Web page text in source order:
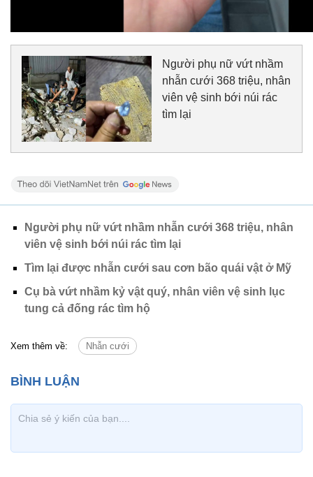
Người phụ nữ vứt nhầm
nhẫn cưới 368 triệu, nhân
viên vệ sinh bới núi rác
tìm lại
Người phụ nữ vứt nhầm nhẫn cưới 368 triệu, nhân
viên vệ sinh bới núi rác tìm lại
Tìm lại được nhẫn cưới sau cơn bão quái vật ở Mỹ
Cụ bà vứt nhầm kỷ vật quý, nhân viên vệ sinh lục
tung cả đống rác tìm hộ
Xem thêm về: Nhẫn cưới